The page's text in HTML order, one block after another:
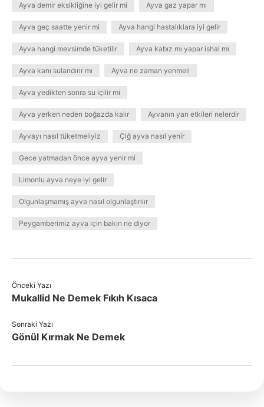
Ayva demir eksikliğine iyi gelir mi Ayva gaz yapar mı
Ayva geç saatte yenir mi Ayva hangi hastalıklara iyi gelir
Ayva hangi mevsimde tüketilir Ayva kabız mı yapar ishal mı
Ayva kanı sulandırır mı Ayva ne zaman yenmeli
Ayva yedikten sonra su içilir mi
Ayva yerken neden boğazda kalır Ayvanın yan etkileri nelerdir
Ayvayı nasıl tüketmeliyiz Çiğ ayva nasıl yenir
Gece yatmadan önce ayva yenir mi
Limonlu ayva neye iyi gelir
Olgunlaşmamış ayva nasıl olgunlaştırılır
Peygamberimiz ayva için bakın ne diyor
Önceki Yazı
Mukallid Ne Demek Fıkıh Kısaca
Sonraki Yazı
Gönül Kırmak Ne Demek